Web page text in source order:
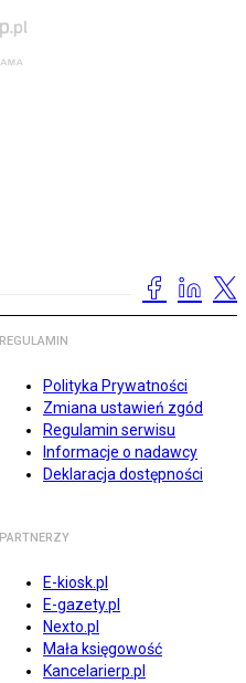
REGULAMIN
Polityka Prywatności
Zmiana ustawień zgód
Regulamin serwisu
Informacje o nadawcy
Deklaracja dostępności
PARTNERZY
E-kiosk.pl
E-gazety.pl
Nexto.pl
Mała księgowość
Kancelarierp.pl